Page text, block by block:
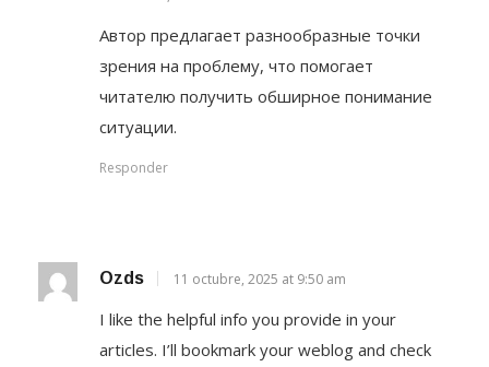
Автор предлагает разнообразные точки
зрения на проблему, что помогает
читателю получить обширное понимание
ситуации.
Responder
Ozds 11 octubre, 2025 at 9:50 am
I like the helpful info you provide in your
articles. I’ll bookmark your weblog and check